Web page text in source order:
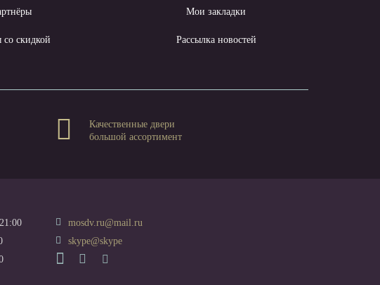
со скидкой
Мои закладки
Рассылка новостей
Качественные двери
большой ассортимент
mosdv.ru@mail.ru
skype@skype